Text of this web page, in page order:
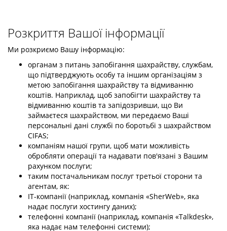
Розкриття Вашої інформації
Ми розкриємо Вашу інформацію:
органам з питань запобігання шахрайству, службам,
що підтверджують особу та іншим організаціям з
метою запобігання шахрайству та відмиванню
коштів. Наприклад, щоб запобігти шахрайству та
відмиванню коштів та запідозривши, що Ви
займаєтеся шахрайством, ми передаємо Ваші
персональні дані службі по боротьбі з шахрайством
CIFAS;
компаніям нашої групи, щоб мати можливість
обробляти операції та надавати пов'язані з Вашим
рахунком послуги;
таким постачальникам послуг третьої сторони та
агентам, як:
IT-компанії (наприклад, компанія «SherWeb», яка
надає послуги хостингу даних);
телефонні компанії (наприклад, компанія «Talkdesk»,
яка надає нам телефонні системи);